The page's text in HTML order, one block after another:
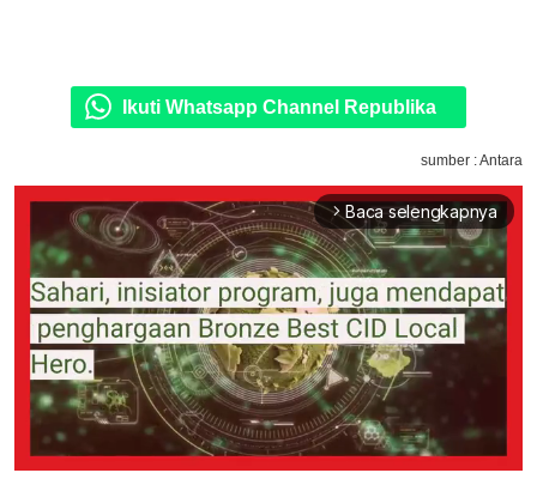
Ikuti Whatsapp Channel Republika
sumber : Antara
arrow_forward_ios Baca selengkapnya